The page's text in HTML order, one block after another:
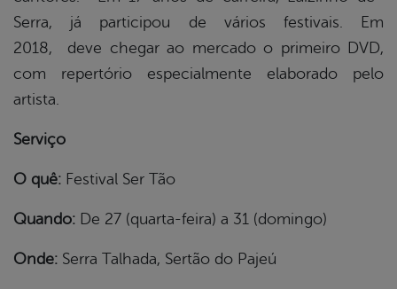
Serra, já participou de vários festivais. Em
2018, deve chegar ao mercado o primeiro DVD,
com repertório especialmente elaborado pelo
artista.
Serviço
O quê: Festival Ser Tão
Quando: De 27 (quarta-feira) a 31 (domingo)
Onde: Serra Talhada, Sertão do Pajeú